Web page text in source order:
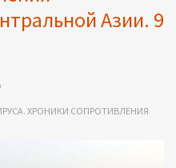
Азии. 9
ХРОНИКИ СОПРОТИВЛЕНИЯ